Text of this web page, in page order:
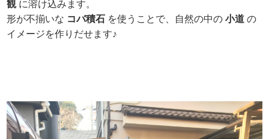
観 に溶け込みます。
形が不揃いな コバ積石 を使うことで、自然の中の小道の
イメージを作りだせます♪